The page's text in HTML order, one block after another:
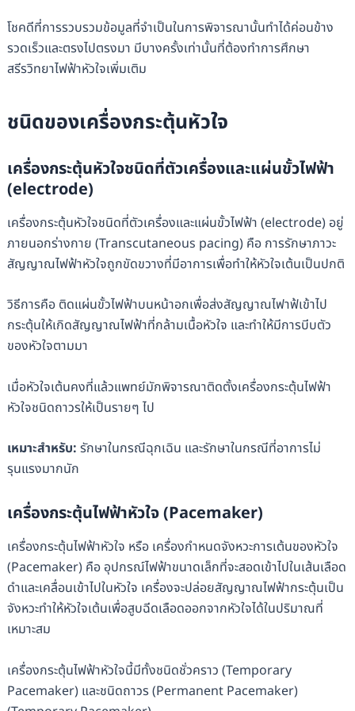
โชคดีที่การรวบรวมข้อมูลที่จำเป็นในการพิจารณานั้นทำได้ค่อนข้าง
รวดเร็วและตรงไปตรงมา มีบางครั้งเท่านั้นที่ต้องทำการศึกษา
สรีรวิทยาไฟฟ้าหัวใจเพิ่มเติม
ชนิดของเครื่องกระตุ้นหัวใจ
เครื่องกระตุ้นหัวใจชนิดที่ตัวเครื่องและแผ่นขั้วไฟฟ้า
(electrode)
เครื่องกระตุ้นหัวใจชนิดที่ตัวเครื่องและแผ่นขั้วไฟฟ้า (electrode) อยู่
ภายนอกร่างกาย (Transcutaneous pacing) คือ การรักษาภาวะ
สัญญาณไฟฟ้าหัวใจถูกขัดขวางที่มีอาการเพื่อทำให้หัวใจเต้นเป็นปกติ
วิธีการคือ ติดแผ่นขั้วไฟฟ้าบนหน้าอกเพื่อส่งสัญญาณไฟาฟ้เข้าไป
กระตุ้นให้เกิดสัญญาณไฟฟ้าที่กล้ามเนื้อหัวใจ และทำให้มีการบีบตัว
ของหัวใจตามมา
เมื่อหัวใจเต้นคงที่แล้วแพทย์มักพิจารณาติดตั้งเครื่องกระตุ้นไฟฟ้า
หัวใจชนิดถาวรให้เป็นรายๆ ไป
เหมาะสำหรับ: รักษาในกรณีฉุกเฉิน และรักษาในกรณีที่อาการไม่
รุนแรงมากนัก
เครื่องกระตุ้นไฟฟ้าหัวใจ (Pacemaker)
เครื่องกระตุ้นไฟฟ้าหัวใจ หรือ เครื่องกำหนดจังหวะการเต้นของหัวใจ
(Pacemaker) คือ อุปกรณ์ไฟฟ้าขนาดเล็กที่จะสอดเข้าไปในเส้นเลือด
ดำและเคลื่อนเข้าไปในหัวใจ เครื่องจะปล่อยสัญญาณไฟฟ้ากระตุ้นเป็น
จังหวะทำให้หัวใจเต้นเพื่อสูบฉีดเลือดออกจากหัวใจได้ในปริมาณที่
เหมาะสม
เครื่องกระตุ้นไฟฟ้าหัวใจนี้มีทั้งชนิดชั่วคราว (Temporary
Pacemaker) และชนิดถาวร (Permanent Pacemaker)